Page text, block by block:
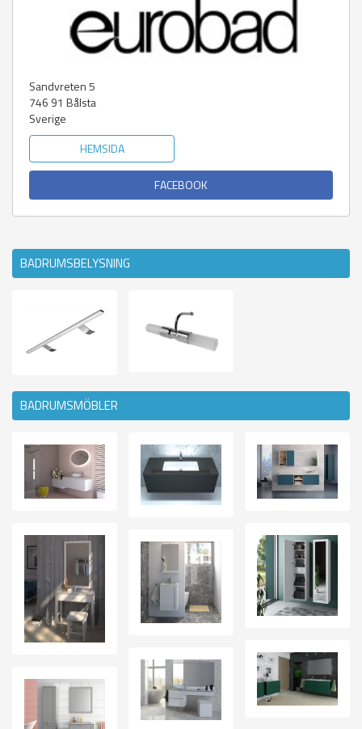
Sandvreten 5
746 91 Bålsta
Sverige
HEMSIDA
FACEBOOK
BADRUMSBELYSNING
BADRUMSMÖBLER